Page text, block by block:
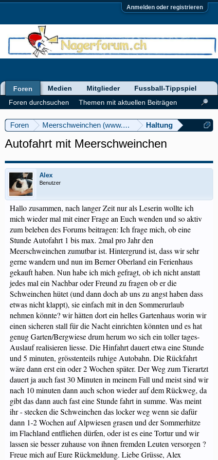
Anmelden oder registrieren
Foren Meerschweinchen (www.meerschweinforum.ch)
Haltung
Autofahrt mit Meerschweinchen
Alex
Benutzer
Hallo zusammen, nach langer Zeit nur als Leserin wollte ich
mich wieder mal mit einer Frage an Euch wenden und so aktiv
zum beleben des Forums beitragen: Ich frage mich, ob eine
Stunde Autofahrt 1 bis max. 2mal pro Jahr den
Meerschweinchen zumutbar ist. Hintergrund ist, dass wir sehr
gerne wandern und nun im Berner Oberland ein Ferienhaus
gekauft haben. Nun habe ich mich gefragt, ob ich nicht anstatt
jedes mal ein Nachbar oder Freund zu fragen ob er die
Schweinchen hütet (und dann doch ab uns zu angst haben dass
etwas nicht klappt), sie einfach mit in den Sommerurlaub
nehmen könnte? wir hätten dort ein helles Gartenhaus worin wir
einen sicheren stall für die Nacht einrichten könnten und es hat
genug Garten/Bergwiese drum herum wo sich ein toller tages-
Auslauf realisieren liesse. Die Hinfahrt dauert etwa eine Stunde
und 5 minuten, grösstenteils ruhige Autobahn. Die Rückfahrt
wäre dann erst ein oder 2 Wochen später. Der Weg zum Tierartzt
dauert ja auch fast 30 Minuten in meinem Fall und meist sind wir
nach 10 minuten dann auch schon wieder auf dem Rückweg, da
gibt das dann auch fast eine Stunde fahrt in summe. Was meint
ihr - stecken die Schweinchen das locker weg wenn sie dafür
dann 1-2 Wochen auf Alpwiesen grasen und der Sommerhitze
im Flachland entfliehen dürfen, oder ist es eine Tortur und wir
lassen sie besser zuhause von ihnen fremden Leuten versorgen ?
Freue mich auf Eure Rückmeldung. Liebe Grüsse, Alex
Foren
Foren durchsuchen
Themen mit aktuellen Beiträgen
Medien Mitglieder Fussball-Tippspiel